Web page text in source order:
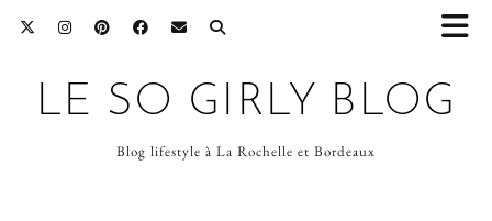
LE SO GIRLY BLOG
Blog lifestyle à La Rochelle et Bordeaux